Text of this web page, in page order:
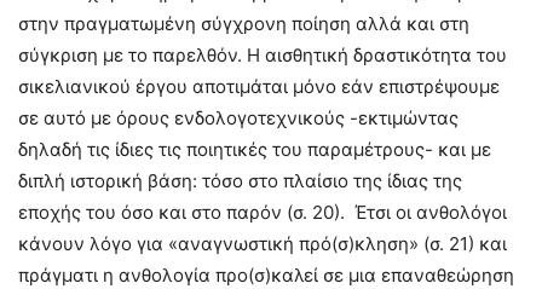
στην πραγματωμένη σύγχρονη ποίηση αλλά και στη
σύγκριση με το παρελθόν. Η αισθητική δραστικότητα του
σικελιανικού έργου αποτιμάται μόνο εάν επιστρέψουμε
σε αυτό με όρους ενδολογοτεχνικούς -εκτιμώντας
δηλαδή τις ίδιες τις ποιητικές του παραμέτρους- και με
διπλή ιστορική βάση: τόσο στο πλαίσιο της ίδιας της
εποχής του όσο και στο παρόν (σ. 20). Έτσι οι ανθολόγοι
κάνουν λόγο για «αναγνωστική πρό(σ)κληση» (σ. 21) και
πράγματι η ανθολογία προ(σ)καλεί σε μια επαναθεώρηση